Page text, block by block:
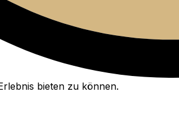
bieten zu können.